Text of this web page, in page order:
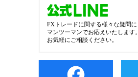
FXトレードに関する様々な疑問に
マンツーマンでお応えいたします。
お気軽にご相談ください。